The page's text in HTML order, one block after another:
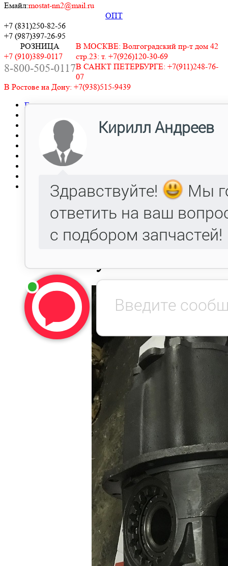
Емайл:mostat-nn2@mail.ru
ОПТ
+7 (831)250-82-56
+7 (987)397-26-95
РОЗНИЦА
+7 (910)389-0117
8-800-505-0117
В МОСКВЕ: Волгоградский пр-т дом 42
стр.23: т. +7(926)120-30-69
В САНКТ ПЕТЕРБУРГЕ: +7(911)248-76-
07
В Ростове на Дону: +7(938)515-9439
Главная
Прайс-лист
Автокаталог
Металлообработка, Литье чугуна и стали.
Гарантия
Оптовым клиентам
Контакты
Редуктор заднего
зубьев 4331-